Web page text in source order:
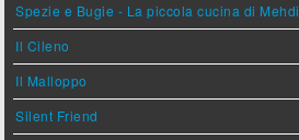
Spezie e Bugie - La piccola cucina di Mehdi
Il Cileno
Il Malloppo
Silent Friend